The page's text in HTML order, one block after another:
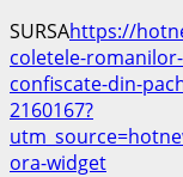
SURSAhttps://
coletele-
confiscate-din-
2160167?
ora-widget